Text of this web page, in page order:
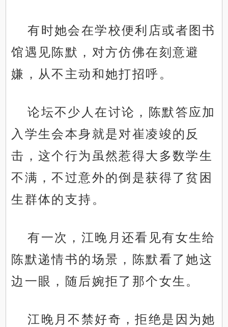
有时她会在学校便利店或者图书
馆遇见陈默，对方仿佛在刻意避
嫌，从不主动和她打招呼。
论坛不少人在讨论，陈默答应加
入学生会本身就是对崔凌竣的反
击，这个行为虽然惹得大多数学生
不满，不过意外的倒是获得了贫困
生群体的支持。
有一次，江晚月还看见有女生给
陈默递情书的场景，陈默看了她这
边一眼，随后婉拒了那个女生。
江晚月不禁好奇，拒绝是因为她